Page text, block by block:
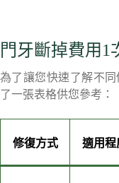
門牙斷掉費用1
為了讓您快速了解不
了一張表格供您參考：
修復方式 適用程